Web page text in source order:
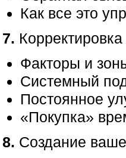
Как все это
7. Корректировка
Факторы и
Системный
Постоянное
«Покупка»
8. Создание